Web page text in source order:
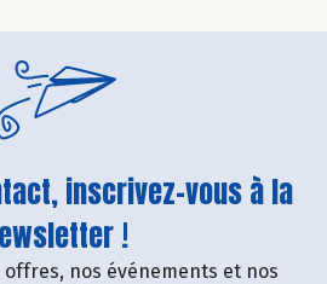
inscrivez-vous à la
!
nos événements et nos